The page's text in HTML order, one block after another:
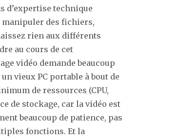
d’expertise technique
des fichiers,
rien aux différents
au cours de cet
vidéo demande beaucoup
vieux PC portable à bout de
de ressources (CPU,
de stockage, car la vidéo est
beaucoup de patience, pas
fonctions. Et la